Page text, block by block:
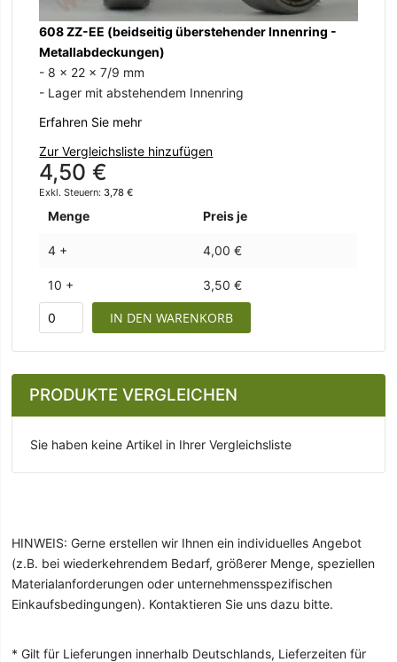
608 ZZ-EE (beidseitig überstehender Innenring -
Metallabdeckungen)
- 8 x 22 x 7/9 mm
- Lager mit abstehendem Innenring
Erfahren Sie mehr
Zur Vergleichsliste hinzufügen
4,50 €
3,78 €
Menge Preis je
4 + 4,00 €
10 + 3,50 €
IN DEN WARENKORB
PRODUKTE VERGLEICHEN
Sie haben keine Artikel in Ihrer Vergleichsliste
HINWEIS: Gerne erstellen wir Ihnen ein individuelles Angebot
(z.B. bei wiederkehrendem Bedarf, größerer Menge, speziellen
Materialanforderungen oder unternehmensspezifischen
Einkaufsbedingungen). Kontaktieren Sie uns dazu bitte.
* Gilt für Lieferungen innerhalb Deutschlands, Lieferzeiten für